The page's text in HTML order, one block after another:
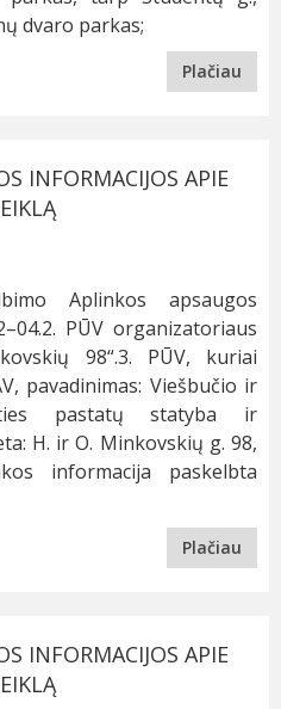
dvaro parkas;
Plačiau
INFORMACIJOS APIE
Aplinkos apsaugos
PŪV organizatoriaus
98“.3. PŪV, kuriai
pavadinimas: Viešbučio ir
pastatų statyba ir
H. ir O. Minkovskių g. 98,
informacija paskelbta
Plačiau
INFORMACIJOS APIE